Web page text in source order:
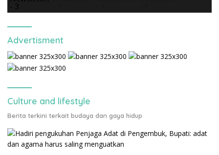
Advertisment
Culture and lifestyle
Berita terkini terkait budaya dan gaya hidup